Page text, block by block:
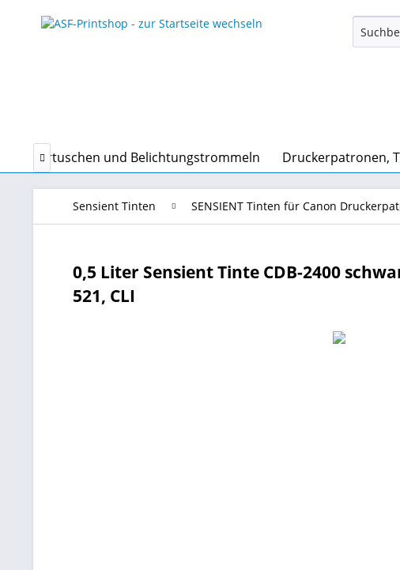
und Belichtungstrommeln Druckerpatronen,

Sensient Tinten SENSIENT Tinten für Canon
0,5 Liter Sensient Tinte CDB-2400
521, CLI